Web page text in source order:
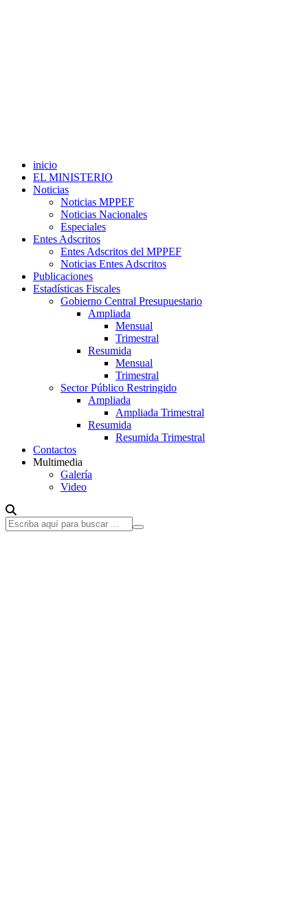
inicio
EL MINISTERIO
Noticias
Noticias MPPEF
Noticias Nacionales
Especiales
Entes Adscritos
Entes Adscritos del MPPEF
Noticias Entes Adscritos
Publicaciones
Estadísticas Fiscales
Gobierno Central Presupuestario
Ampliada
Mensual
Trimestral
Resumida
Mensual
Trimestral
Sector Público Restringido
Ampliada
Ampliada Trimestral
Resumida
Resumida Trimestral
Contactos
Multimedia
Galería
Video